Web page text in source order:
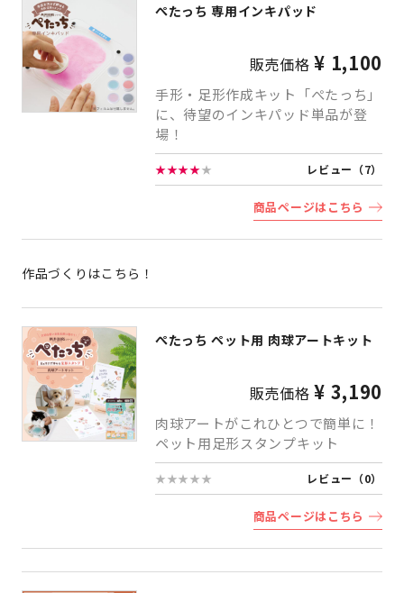
ぺたっち 専用インキパッド
販売価格¥ 1,100
手形・足形作成キット「ぺたっち」
に、待望のインキパッド単品が登
場！
★★★★★ レビュー（7）
商品ページはこちら
作品づくりはこちら！
ぺたっち ペット用 肉球アートキット
販売価格¥ 3,190
肉球アートがこれひとつで簡単に！
ペット用足形スタンプキット
★★★★★ レビュー（0）
商品ページはこちら